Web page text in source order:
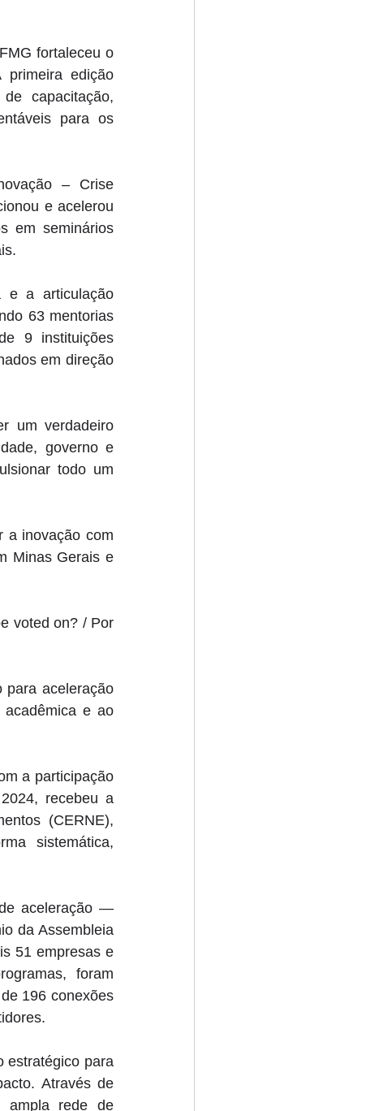
fortaleceu o
primeira edição
capacitação,
para os
– Crise
e acelerou
em seminários
e a articulação
63 mentorias
9 instituições
em direção
um verdadeiro
governo e
todo um
a inovação com
Minas Gerais e
voted on? / Por
para aceleração
e ao
a participação
recebeu a
(CERNE),
sistemática,
aceleração —
da Assembleia
51 empresas e
foram
196 conexões
estratégico para
Através de
ampla rede de